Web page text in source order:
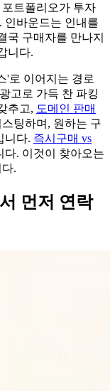
트폴리오가 투자
인바운드는 인내를
국 구매자를 만나지
니다.
'로 이어지는 경로
고로 가득 찬 파킹
추고, 도메인 판매
팅하며, 원하는 구
니다. 즉시구매 vs
다. 이것이 찾아오는
.
먼저 연락